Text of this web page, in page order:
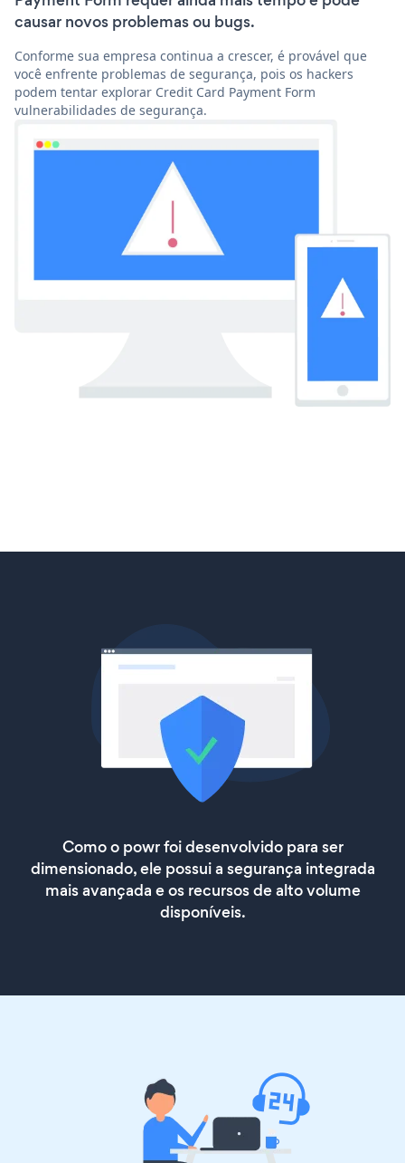
causar novos problemas ou bugs.
Conforme sua empresa continua a crescer, é provável que
você enfrente problemas de segurança, pois os hackers
podem tentar explorar Credit Card Payment Form
vulnerabilidades de segurança.
Como o powr foi desenvolvido para ser
dimensionado, ele possui a segurança integrada
mais avançada e os recursos de alto volume
disponíveis.